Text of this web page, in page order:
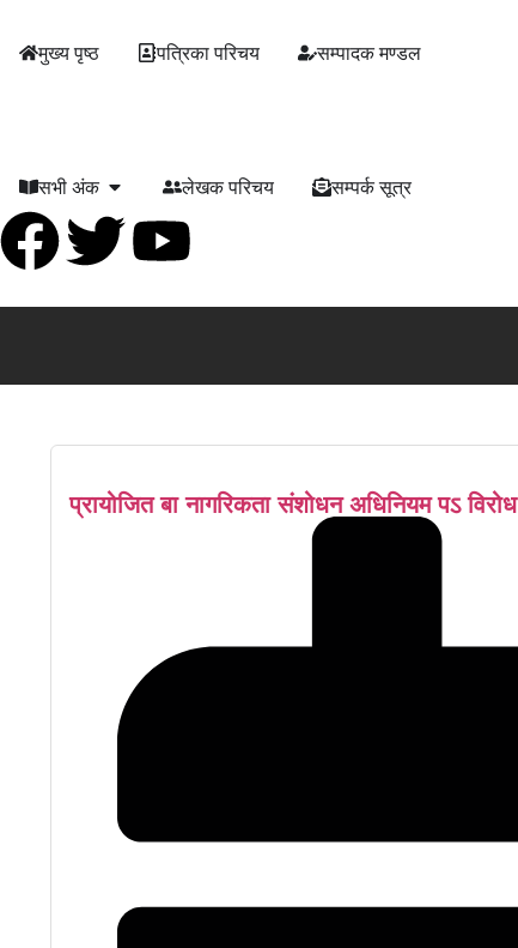
मुख्य पृष्ठ पत्रिका परिचय सम्पादक मण्डल
सभी अंक लेखक परिचय सम्पर्क सूत्र
प्रायोजित बा नागरिकता संशोधन अधिनियम पऽ विरोध